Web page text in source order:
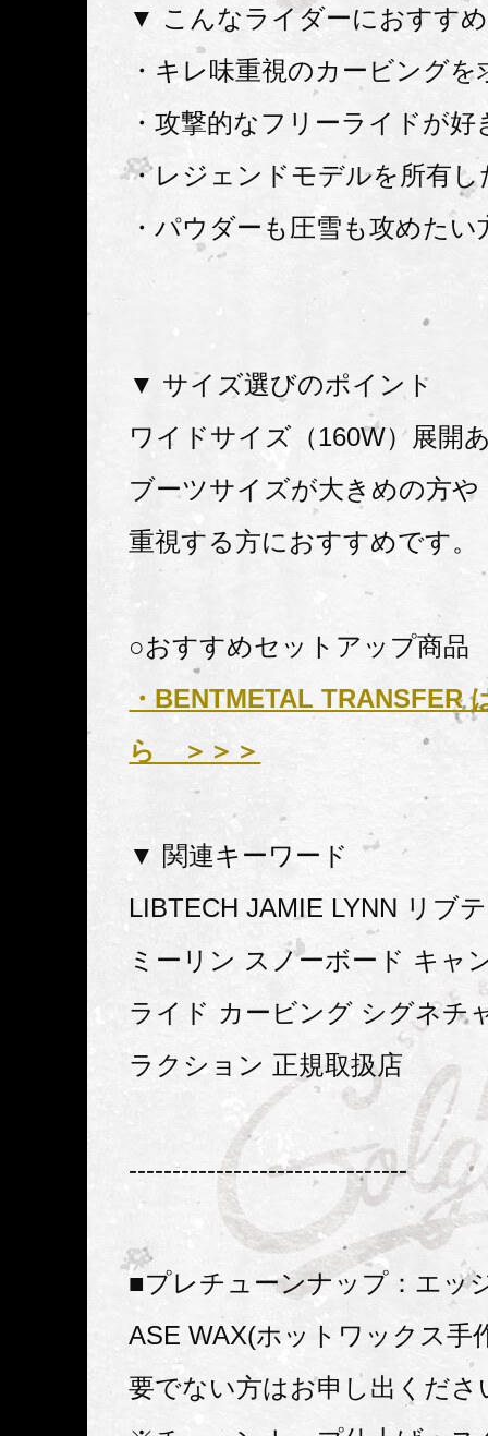
▼ こんなライダーにおすすめ
・キレ味重視のカービングを
・攻撃的なフリーライドが好
・レジェンドモデルを所有し
・パウダーも圧雪も攻めたい
▼ サイズ選びのポイント
ワイドサイズ（160W）展開
ブーツサイズが大きめの方
重視する方におすすめです。
○おすすめセットアップ商品
・BENTMETAL TRANSFER
ら ＞＞＞
▼ 関連キーワード
LIBTECH JAMIE LYNN リブ
ミーリン スノーボード キャ
ライド カービング シグネチ
ラクション 正規取扱店
--------------------------------
■プレチューンナップ：エッ
ASE WAX(ホットワックス手
要でない方はお申し出くださ